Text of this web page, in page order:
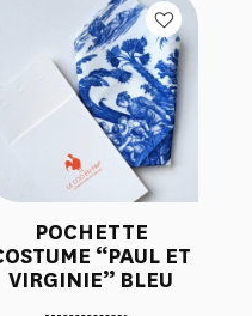
POCHETTE
“PAUL ET
VIRGINIE” BLEU